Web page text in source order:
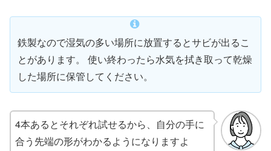
鉄製なので湿気の多い場所に放置するとサビが出るこ
とがあります。 使い終わったら水気を拭き取って乾燥
した場所に保管してください。
4本あるとそれぞれ試せるから、自分の手に
合う先端の形がわかるようになりますよ